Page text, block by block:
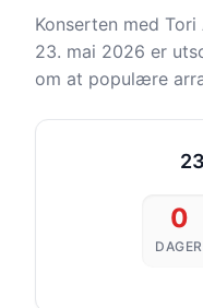
Konserten med
23. mai 2026 er
om at populære
0
DAGER